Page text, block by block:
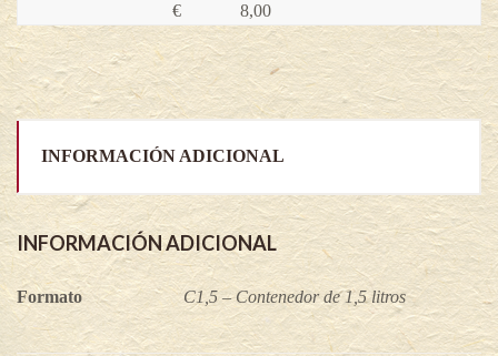
€ 8,00
INFORMACIÓN ADICIONAL
INFORMACIÓN ADICIONAL
Formato C1,5 – Contenedor de 1,5 litros